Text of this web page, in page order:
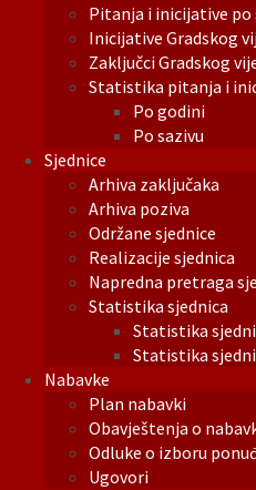
Pitanja i inicijative po
Inicijative Gradskog
Zaključci Gradskog
Statistika pitanja i
Po godini
Po sazivu
Sjednice
Arhiva zaključaka
Arhiva poziva
Održane sjednice
Realizacije sjednica
Napredna pretraga
Statistika sjednica
Statistika
Statistika
Nabavke
Plan nabavki
Obavještenja o
Odluke o izboru
Ugovori